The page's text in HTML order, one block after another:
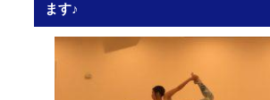
ます♪